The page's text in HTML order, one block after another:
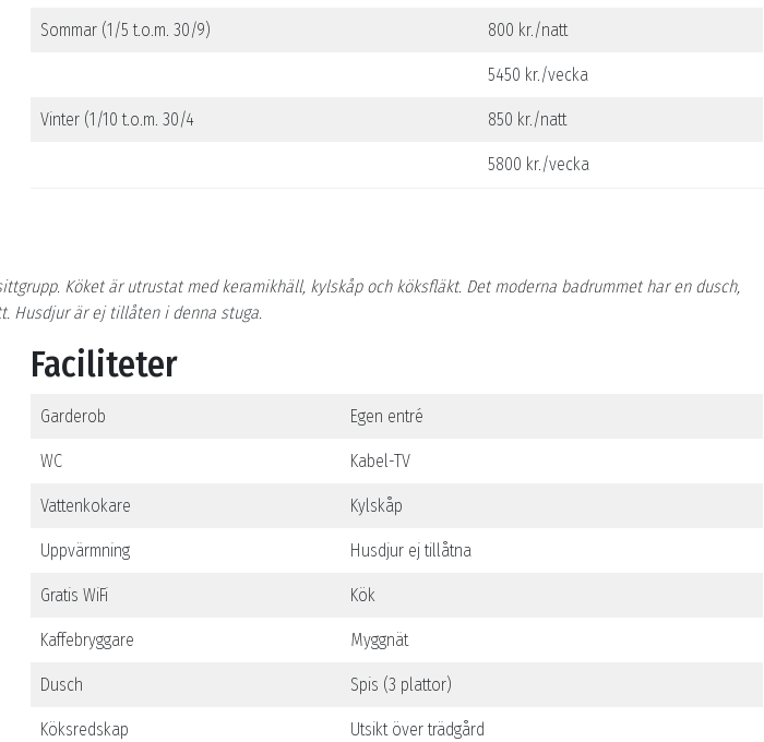
Sommar (1/5 t.o.m. 30/9) 800 kr./natt
5450 kr./vecka
Vinter (1/10 t.o.m. 30/4 850 kr./natt
5800 kr./vecka
Köket är utrustat med keramikhäll, kylskåp och köksfläkt. Det moderna badrummet har en dusch,
Husdjur är ej tillåten i denna stuga.
Faciliteter
Garderob Egen entré
WC Kabel-TV
Vattenkokare Kylskåp
Uppvärmning Husdjur ej tillåtna
Gratis WiFi Kök
Kaffebryggare Myggnät
Dusch Spis (3 plattor)
Köksredskap Utsikt över trädgård